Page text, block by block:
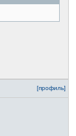
[профиль]